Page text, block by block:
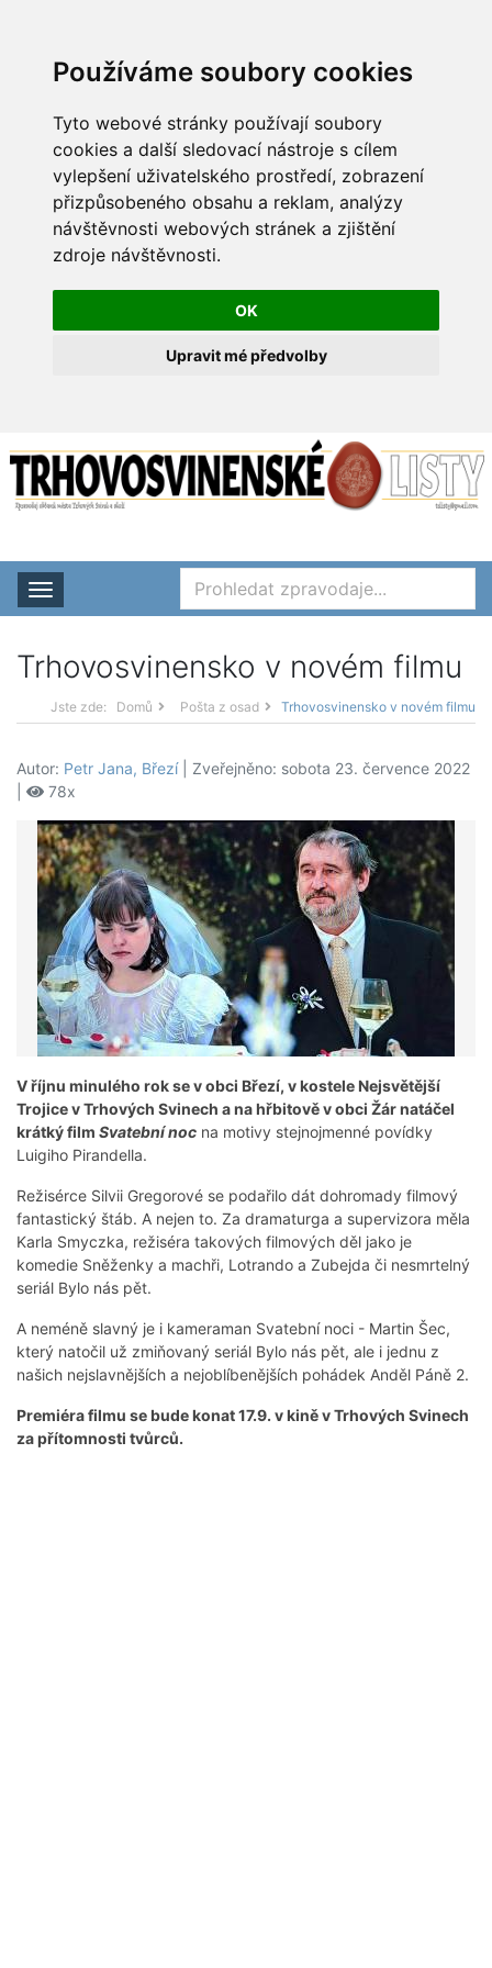
Používáme soubory cookies
Tyto webové stránky používají soubory
cookies a další sledovací nástroje s cílem
vylepšení uživatelského prostředí, zobrazení
přizpůsobeného obsahu a reklam, analýzy
návštěvnosti webových stránek a zjištění
zdroje návštěvnosti.
OK
Upravit mé předvolby
Rozbalit nabídku
Trhovosvinensko v novém filmu
Jste zde: Domů Pošta z osad Trhovosvinensko v novém filmu
Autor: Petr Jana, Březí| Zveřejněno: sobota 23. července 2022
78x
V říjnu minulého rok se v obci Březí, v kostele Nejsvětější
Trojice v Trhových Svinech a na hřbitově v obci Žár natáčel
krátký film Svatební noc na motivy stejnojmenné povídky
Luigiho Pirandella.
Režisérce Silvii Gregorové se podařilo dát dohromady filmový
fantastický štáb. A nejen to. Za dramaturga a supervizora měla
Karla Smyczka, režiséra takových filmových děl jako je
komedie Sněženky a machři, Lotrando a Zubejda či nesmrtelný
seriál Bylo nás pět.
A neméně slavný je i kameraman Svatební noci - Martin Šec,
který natočil už zmiňovaný seriál Bylo nás pět, ale i jednu z
našich nejslavnějších a nejoblíbenějších pohádek Anděl Páně 2.
Premiéra filmu se bude konat 17.9. v kině v Trhových Svinech
za přítomnosti tvůrců.